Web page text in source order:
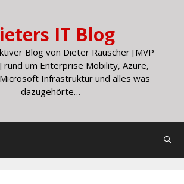
IT Blog
Blog von Dieter Rauscher [MVP
um Enterprise Mobility, Azure,
Infrastruktur und alles was
dazugehörte…